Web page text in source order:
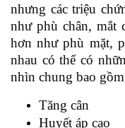
nhưng các triệu
như phù chân, mắt
hơn như phù mặt,
nhau có thể có
nhìn chung bao
Tăng cân
Huyết áp cao